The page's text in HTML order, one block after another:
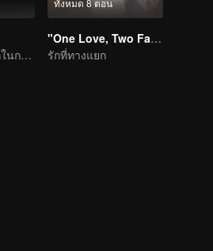
สองคนตกหลุมรักในกรงขังของกฎหมาย
ทั้งหมด 8 ตอน
"One Love, Two Faiths"
รักที่ทางแยก